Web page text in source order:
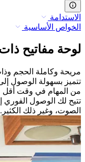
الاستدامة
الخواص الأساسية
لوحة مفاتيح
مريحة وكاملة الحجم
تتميز بسهولة الوصول
من المهام في وقت أقل
تتيح لك الوصول
الصوت، وغير ذلك الكثير.